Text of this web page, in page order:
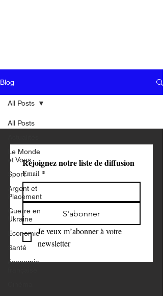
Blog
All Posts
Le Monde
et Vous
Sport
Argent et
Placement
Guerre en
Ukraine
Economie
Santé
économie
All Posts
Rejoignez notre liste de diffusion
Email *
S'abonner
Je veux m’abonner à votre
newsletter